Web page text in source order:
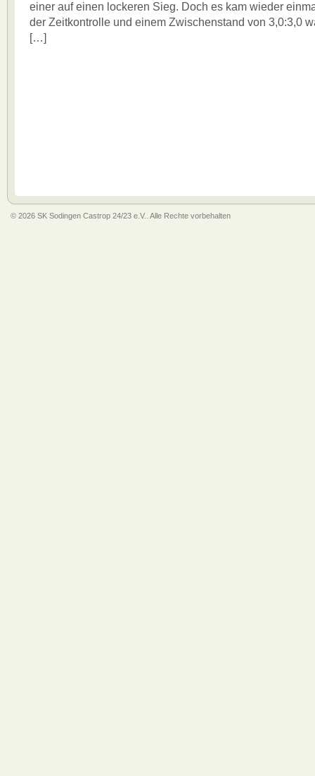
einer auf einen lockeren Sieg. Doch es kam wieder
der Zeitkontrolle und einem Zwischenstand von 3,0:3,0
[…]
© 2026 SK Sodingen Castrop 24/23 e.V.. Alle Rechte vorbehalten